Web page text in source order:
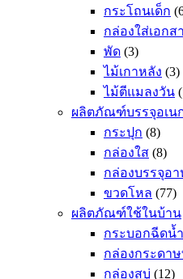
กระโถนเด็ก
กล่องใส่เอกส
พัด (3)
ไม้เกาหลัง (3)
ไม้ตีแมลงวัน
ผลิตภัณฑ์บรรจุอเน
กระปุก (8)
กล่องใส (8)
กล่องบรรจุอา
ขวดโหล (77)
ผลิตภัณฑ์ใช้ในบ้าน
กระบอกฉีดน้ำ
กล่องกระดา
กล่องสบู่ (12)